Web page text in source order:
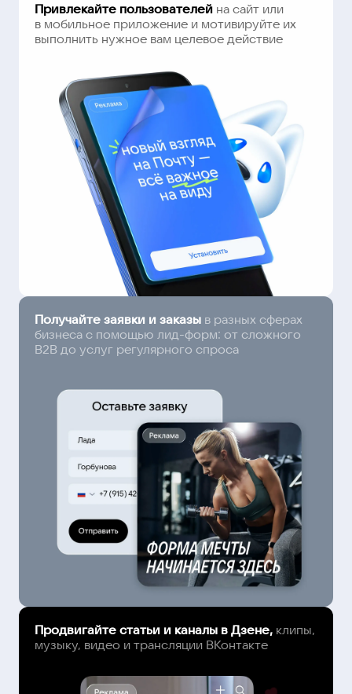
Привлекайте пользователей на сайт или
в мобильное приложение и мотивируйте их
выполнить нужное вам целевое действие
Получайте заявки и заказы в разных сферах
бизнеса с помощью лид-форм: от сложного
B2B до услуг регулярного спроса
Продвигайте статьи и каналы в Дзене, клипы,
музыку, видео и трансляции ВКонтакте